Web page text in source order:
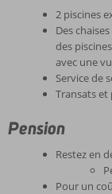
2 piscines
Des
des
avec une
Service de
Transats
Pension
Restez en
Pour un